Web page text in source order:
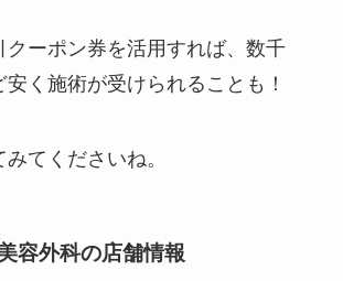
クーポン券を活用すれば、数千
安く施術が受けられることも！
てくださいね。
容外科の店舗情報